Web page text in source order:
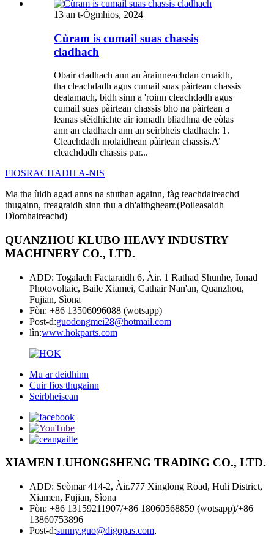
13 an t-Ògmhios, 2024
Cùram is cumail suas chassis
cladhach
Obair cladhach ann an àrainneachdan cruaidh,
tha cleachdadh agus cumail suas pàirtean chassis
deatamach, bidh sinn a 'roinn cleachdadh agus
cumail suas pàirtean chassis bho na pàirtean a
leanas stèidhichte air iomadh bliadhna de eòlas
ann an cladhach ann an seirbheis cladhach: 1.
Cleachdadh molaidhean pàirtean chassis.A’
cleachdadh chassis par...
FIOSRACHADH A-NIS
Ma tha ùidh agad anns na stuthan againn, fàg teachdaireachd
thugainn, freagraidh sinn thu a dh'aithghearr.(Poileasaidh
Dìomhaireachd)
QUANZHOU KLUBO HEAVY INDUSTRY
MACHINERY CO., LTD.
ADD: Togalach Factaraidh 6, Àir. 1 Rathad Shunhe, Ionad
Photovoltaic, Baile Xiamei, Cathair Nan'an, Quanzhou,
Fujian, Sìona
Fòn: +86 13506096088 (wotsapp)
Post-d:guodongmei28@hotmail.com
lìn:www.hokparts.com
Mu ar deidhinn
Cuir fios thugainn
Seirbheisean
XIAMEN LUHONGSHENG TRADING CO., LTD.
ADD: Seòmar 414-2, Àir.777 Xinglong Road, Huli District,
Xiamen, Fujian, Sìona
Fòn: +86 13159211907/+86 18060568859 (wotsapp)/+86
13860753896
Post-d:sunny.guo@digopas.com,